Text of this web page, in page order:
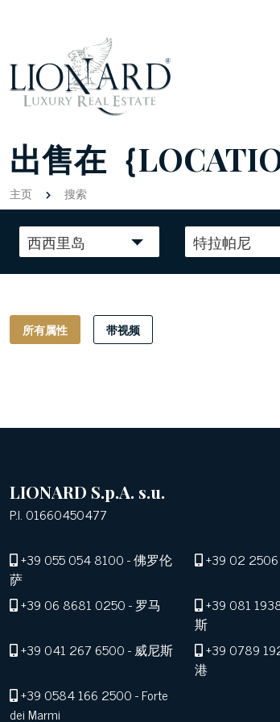
出售在｛
主页 搜索
西西里岛 特拉帕尼
所有属性 带视频
LIONARD S.p.A. s.u.
P.I. 01660450477
+39 055 054 8100- 佛罗伦
萨
+39 02
+39 06 8681 0250- 罗马 +39 081
斯
+39 041 267 6500- 威尼斯 +39 0789
港
+39 0584 166 2500- Forte
dei Marmi